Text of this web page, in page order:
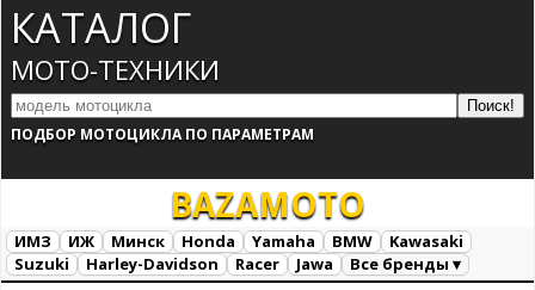
КАТАЛОГ
МОТО-ТЕХНИКИ
ПОДБОР МОТОЦИКЛА ПО ПАРАМЕТРАМ
BAZAMOTO
ИМЗ ИЖ Минск Honda Yamaha BMW
Kawasaki
Suzuki
Harley-Davidson Racer Jawa
Все бренды ▾